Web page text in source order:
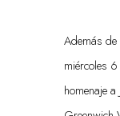
Además de
miércoles
homenaje